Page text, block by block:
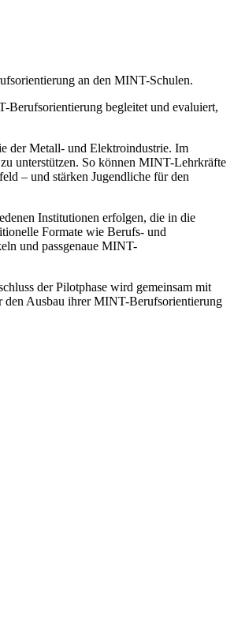
an den MINT-Schulen.
begleitet und evaluiert,
der Metall- und Elektroindustrie. Im
unterstützen. So können MINT-Lehrkräfte
– und stärken Jugendliche für den
Institutionen erfolgen, die in die
Formate wie Berufs- und
und passgenaue MINT-
der Pilotphase wird gemeinsam mit
den Ausbau ihrer MINT-Berufsorientierung